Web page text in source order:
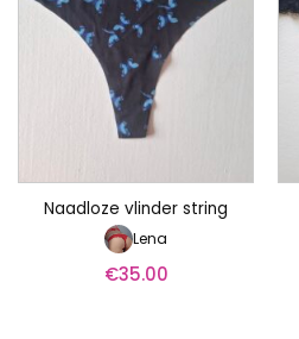
Naadloze vlinder string
Lena
€35.00